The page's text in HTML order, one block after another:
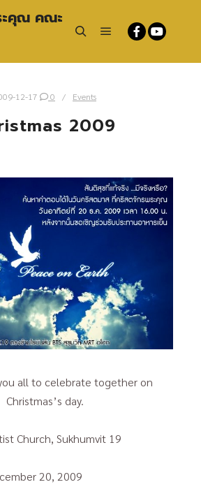
คุณ คณะ
12-17 0 Events
2009
all to celebrate together on
Christmas’s day.
Church, Sukhumvit 19
20, 2009